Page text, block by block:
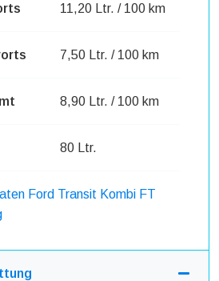
11,20 Ltr. / 100 km
7,50 Ltr. / 100 km
8,90 Ltr. / 100 km
80 Ltr.
Ford Transit Kombi FT